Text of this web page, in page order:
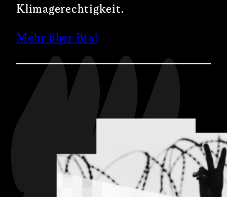
Klimagerechtigkeit.
Mehr über Bfa!